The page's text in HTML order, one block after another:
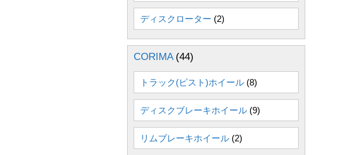
ディスクローター (2)
CORIMA(44)
トラック(ピスト)ホイール (8)
ディスクブレーキホイール (9)
リムブレーキホイール (2)